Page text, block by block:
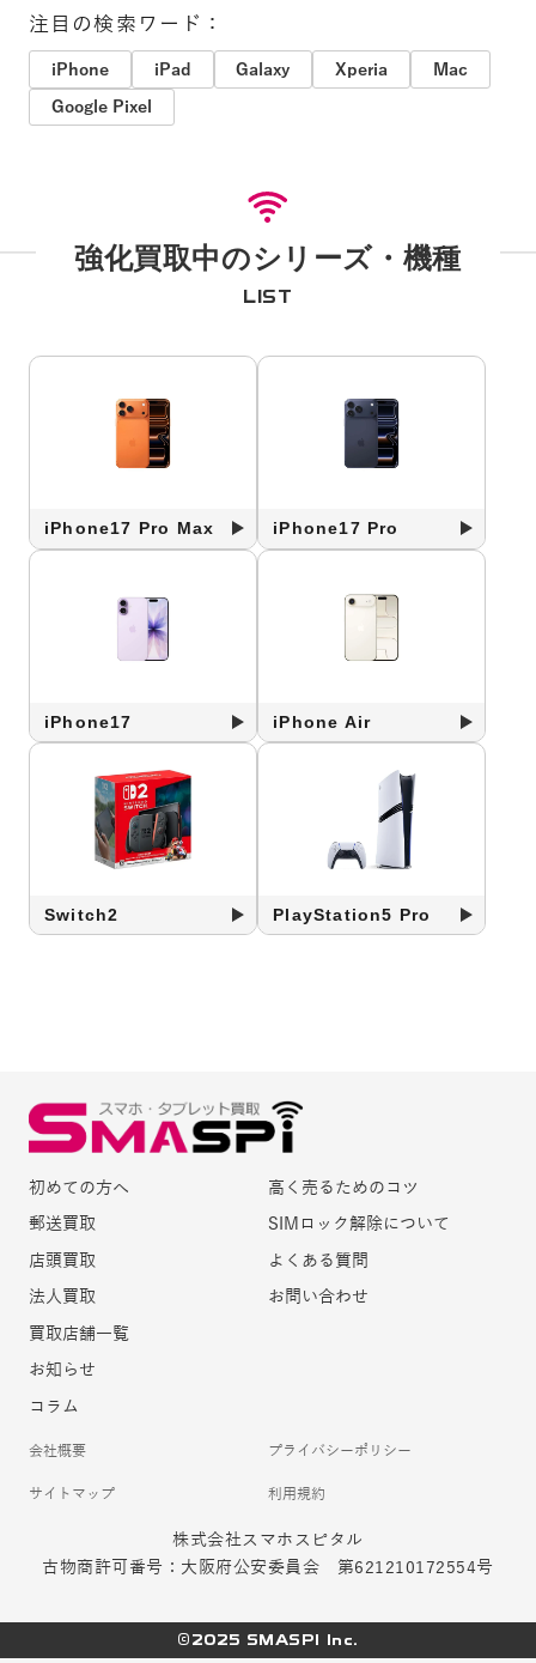
注目の検索ワード：
iPhone iPad Galaxy Xperia
Mac
Google Pixel
強化買取中のシリーズ・機種
LIST
iPhone17 Pro Max iPhone17 Pro
iPhone17 iPhone Air
Switch2 PlayStation5 Pro
初めての方へ
郵送買取
店頭買取
法人買取
買取店舗一覧
お知らせ
コラム
高く売るためのコツ
SIMロック解除について
よくある質問
お問い合わせ
会社概要 プライバシーポリシー
サイトマップ 利用規約
株式会社スマホスピタル
古物商許可番号：大阪府公安委員会 第621210172554号
©2025 SMASPI Inc.